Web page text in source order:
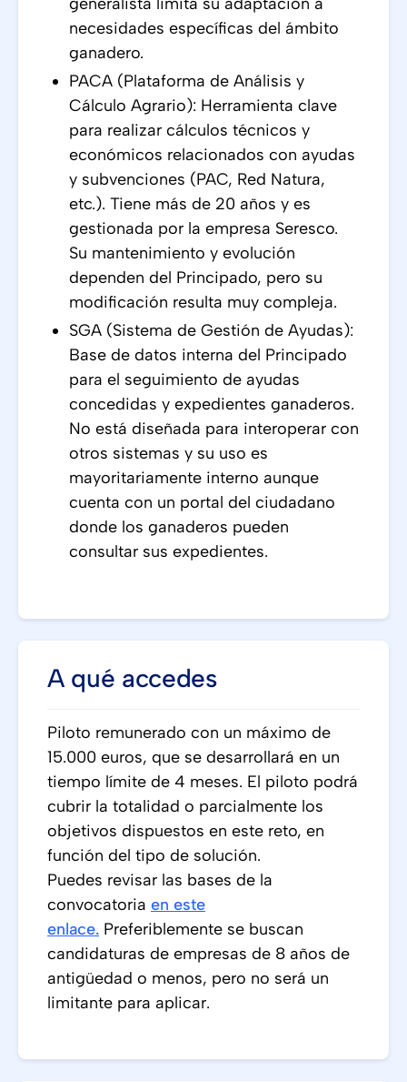
necesidades específicas del ámbito
ganadero.
PACA (Plataforma de Análisis y
Cálculo Agrario): Herramienta clave
para realizar cálculos técnicos y
económicos relacionados con ayudas
y subvenciones (PAC, Red Natura,
etc.). Tiene más de 20 años y es
gestionada por la empresa Seresco.
Su mantenimiento y evolución
dependen del Principado, pero su
modificación resulta muy compleja.
SGA (Sistema de Gestión de Ayudas):
Base de datos interna del Principado
para el seguimiento de ayudas
concedidas y expedientes ganaderos.
No está diseñada para interoperar con
otros sistemas y su uso es
mayoritariamente interno aunque
cuenta con un portal del ciudadano
donde los ganaderos pueden
consultar sus expedientes.
A qué accedes
Piloto remunerado con un máximo de
15.000 euros, que se desarrollará en un
tiempo límite de 4 meses. El piloto podrá
cubrir la totalidad o parcialmente los
objetivos dispuestos en este reto, en
función del tipo de solución.
Puedes revisar las bases de la
convocatoria en este
enlace. Preferiblemente se buscan
candidaturas de empresas de 8 años de
antigüedad o menos, pero no será un
limitante para aplicar.